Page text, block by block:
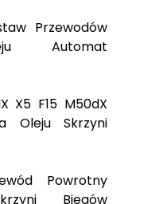
Przewodów
Automat
X5 F15 M50dX
Oleju Skrzyni
Powrotny
Biegów